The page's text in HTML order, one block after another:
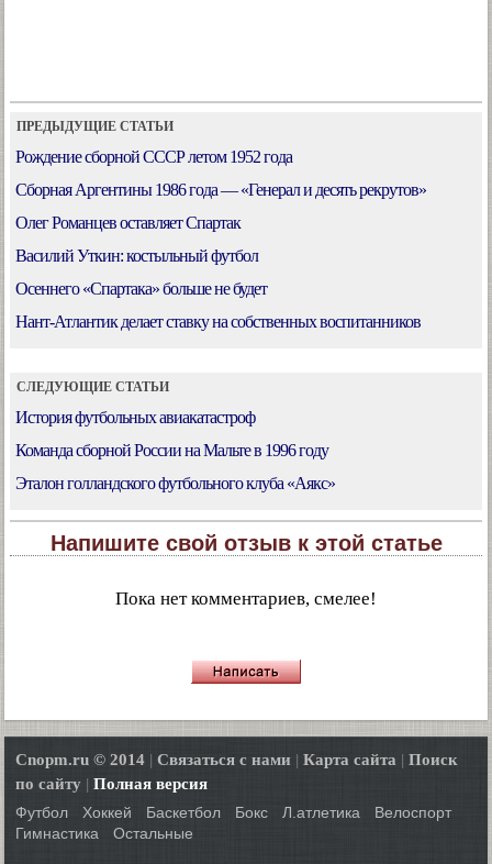
ПРЕДЫДУЩИЕ СТАТЬИ
Рождение сборной СССР летом 1952 года
Сборная Аргентины 1986 года — «Генерал и десять рекрутов»
Олег Романцев оставляет Спартак
Василий Уткин: костыльный футбол
Осеннего «Спартака» больше не будет
Нант-Атлантик делает ставку на собственных воспитанников
СЛЕДУЮЩИЕ СТАТЬИ
История футбольных авиакатастроф
Команда сборной России на Мальте в 1996 году
Эталон голландского футбольного клуба «Аякс»
Напишите свой отзыв к этой статье
Пока нет комментариев, смелее!
Cnopm.ru © 2014 | Связаться с нами | Карта сайта | Поиск
по сайту | Полная версия
Футбол
Хоккей Баскетбол Бокс Л.атлетика
Велоспорт
Гимнастика
Остальные